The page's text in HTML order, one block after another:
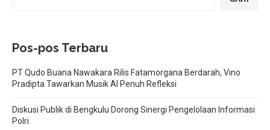
Pos-pos Terbaru
PT Qudo Buana Nawakara Rilis Fatamorgana Berdarah, Vino
Pradipta Tawarkan Musik AI Penuh Refleksi
Diskusi Publik di Bengkulu Dorong Sinergi Pengelolaan Informasi
Polri